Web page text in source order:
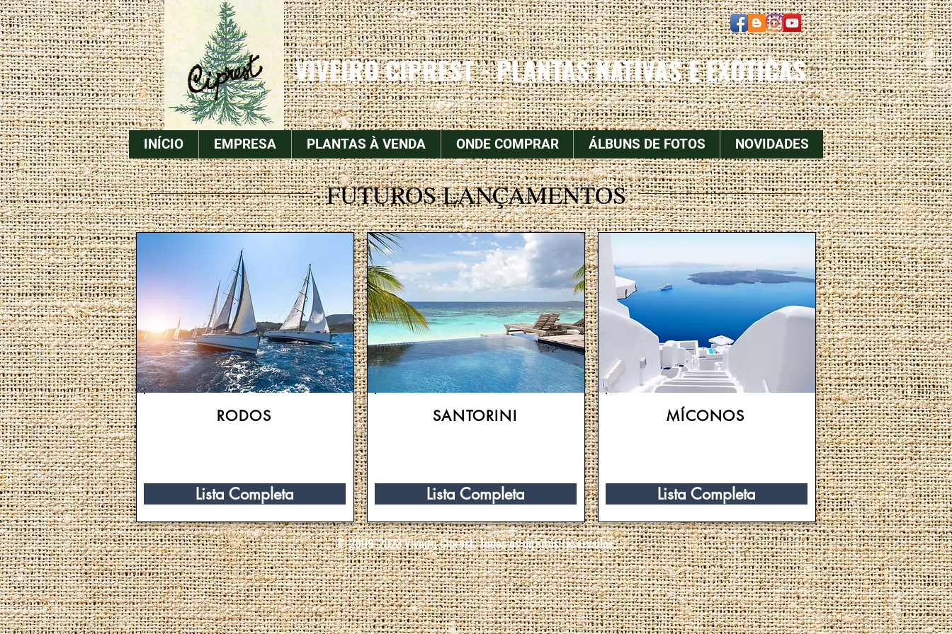
VIVEIRO CIPREST - PLANTAS NATIVAS E EXÓTICAS
INÍCIO EMPRESA PLANTAS À VENDA ONDE COMPRAR ÁLBUNS DE FOTOS NOVIDADES
FUTUROS LANÇAMENTOS
RODOS
Lista Completa
SANTORINI
Lista Completa
MÍCONOS
Lista Completa
© 2009-2023 Viveiro Ciprest. Todos os direitos reservados.